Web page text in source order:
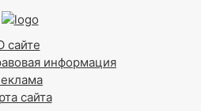
сайте
информация
сайта